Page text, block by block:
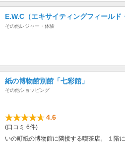
E.W.C（エキサイティングフィールド
その他レジャー・体験
紙の博物館別館「七彩館」
その他ショッピング
4.6
(口コミ 6件)
いの町紙の博物館に隣接する喫茶店。 １階